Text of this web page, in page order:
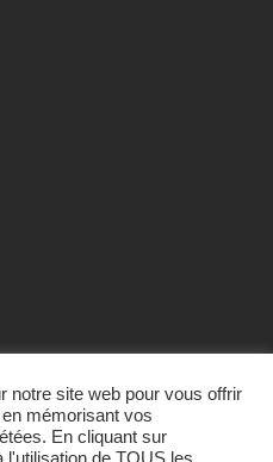
notre site web pour vous offrir
mémorisant vos
En cliquant sur